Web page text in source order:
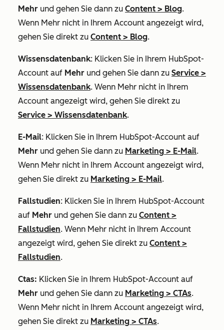
Mehr und gehen Sie dann zu Content > Blog.
Wenn Mehr nicht in Ihrem Account angezeigt wird,
gehen Sie direkt zu Content > Blog.
Wissensdatenbank: Klicken Sie in Ihrem HubSpot-
Account auf Mehr und gehen Sie dann zu Service >
Wissensdatenbank. Wenn Mehr nicht in Ihrem
Account angezeigt wird, gehen Sie direkt zu
Service > Wissensdatenbank.
E-Mail: Klicken Sie in Ihrem HubSpot-Account auf
Mehr und gehen Sie dann zu Marketing > E-Mail.
Wenn Mehr nicht in Ihrem Account angezeigt wird,
gehen Sie direkt zu Marketing > E-Mail.
Fallstudien: Klicken Sie in Ihrem HubSpot-Account
auf Mehr und gehen Sie dann zu Content >
Fallstudien. Wenn Mehr nicht in Ihrem Account
angezeigt wird, gehen Sie direkt zu Content >
Fallstudien.
Ctas: Klicken Sie in Ihrem HubSpot-Account auf
Mehr und gehen Sie dann zu Marketing > CTAs.
Wenn Mehr nicht in Ihrem Account angezeigt wird,
gehen Sie direkt zu Marketing > CTAs.